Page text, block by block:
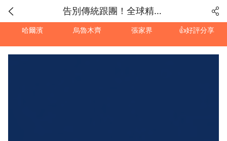
告別傳統跟團！全球精緻小團「隨時出發」大召集
哈爾濱 烏魯木齊 張家界 👍好評分享